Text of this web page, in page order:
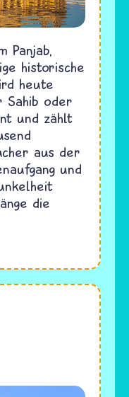
Panjab,
historische
heute
Sahib oder
und zählt
aus der
und
die